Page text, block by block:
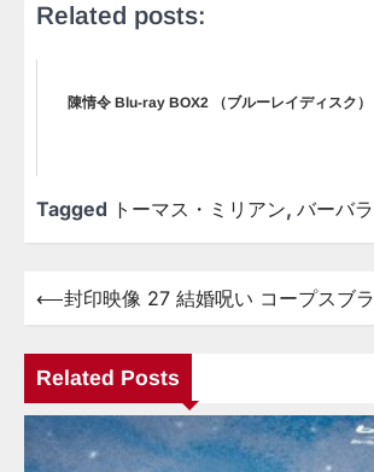
Related posts:
陳情令 Blu-ray BOX2 （ブルーレイディスク）
Tagged トーマス・ミリアン, バーバ
投
ナ
ビ
ゲ
⟵封印映像 27 結婚呪い コープスブ
Related Posts